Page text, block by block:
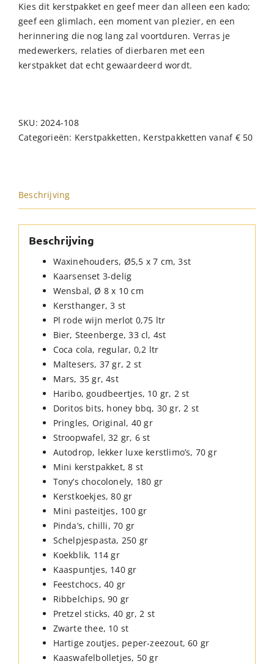
Kies dit kerstpakket en geef meer dan alleen een kado;
geef een glimlach, een moment van plezier, en een
herinnering die nog lang zal voortduren. Verras je
medewerkers, relaties of dierbaren met een
kerstpakket dat echt gewaardeerd wordt.
SKU:2024-108
Categorieën: Kerstpakketten, Kerstpakketten vanaf € 50
Beschrijving
Beschrijving
Waxinehouders, Ø5,5 x 7 cm, 3st
Kaarsenset 3-delig
Wensbal, Ø 8 x 10 cm
Kersthanger, 3 st
Pl rode wijn merlot 0,75 ltr
Bier, Steenberge, 33 cl, 4st
Coca cola, regular, 0,2 ltr
Maltesers, 37 gr, 2 st
Mars, 35 gr, 4st
Haribo, goudbeertjes, 10 gr, 2 st
Doritos bits, honey bbq, 30 gr, 2 st
Pringles, Original, 40 gr
Stroopwafel, 32 gr, 6 st
Autodrop, lekker luxe kerstlimo’s, 70 gr
Mini kerstpakket, 8 st
Tony’s chocolonely, 180 gr
Kerstkoekjes, 80 gr
Mini pasteitjes, 100 gr
Pinda’s, chilli, 70 gr
Schelpjespasta, 250 gr
Koekblik, 114 gr
Kaaspuntjes, 140 gr
Feestchocs, 40 gr
Ribbelchips, 90 gr
Pretzel sticks, 40 gr, 2 st
Zwarte thee, 10 st
Hartige zoutjes, peper-zeezout, 60 gr
Kaaswafelbolletjes, 50 gr